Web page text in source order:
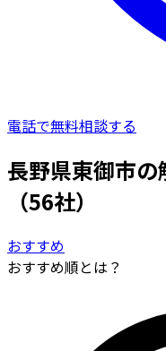
電話で無料相談する
長野県東御市
（56社）
おすすめ
おすすめ順とは？